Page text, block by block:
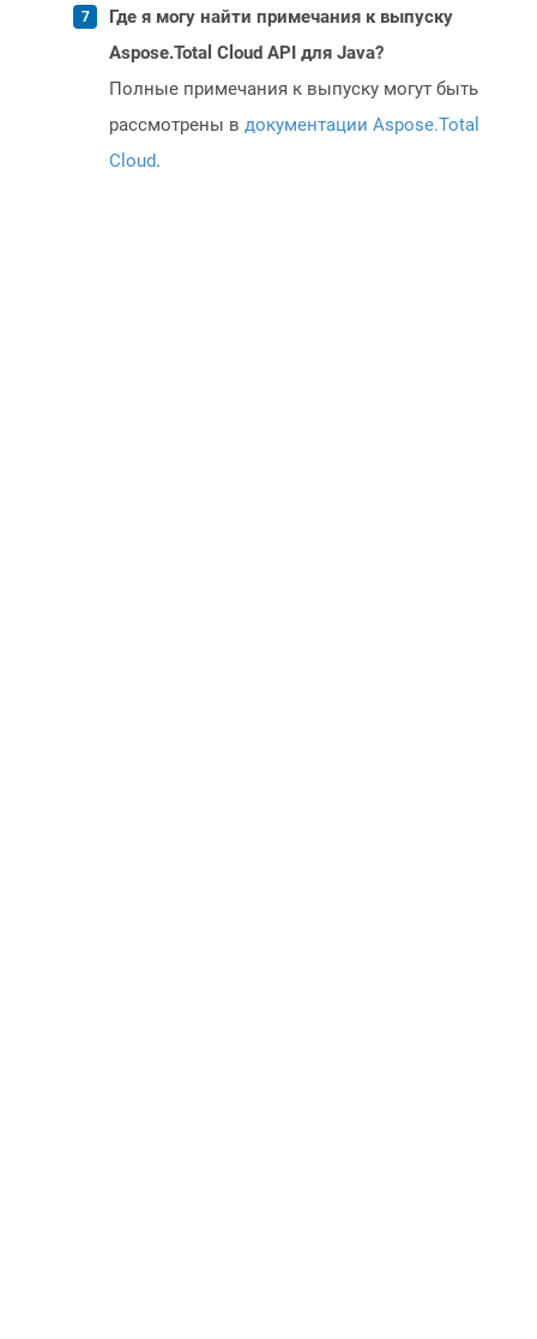
Где я могу найти примечания к выпуску
Aspose.Total Cloud API для Java?
Полные примечания к выпуску могут быть
рассмотрены в документации Aspose.Total
Cloud.